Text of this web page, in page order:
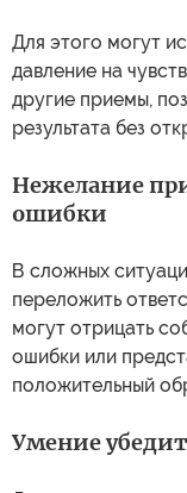
Для этого могут
давление на
другие приемы,
результата без
Нежелание
ошибки
В сложных
переложить
могут отрицать
ошибки или
положительный
Умение